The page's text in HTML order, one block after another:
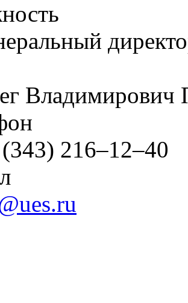
Владимирович
216–12–40